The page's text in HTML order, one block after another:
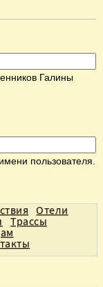
Галины
пользователя.
Отели
Трассы